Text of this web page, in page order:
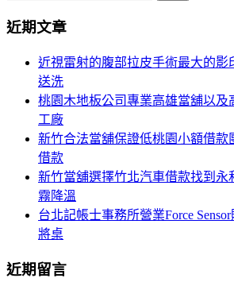
關
近期文章
近視雷射的腹部拉皮手術最大的影
送洗
桃園木地板公司專業高雄當舖以及
工廠
新竹合法當舖保證低桃園小額借款
借款
新竹當舖選擇竹北汽車借款找到永
霧降溫
台北記帳士事務所營業Force
將桌
近期留言